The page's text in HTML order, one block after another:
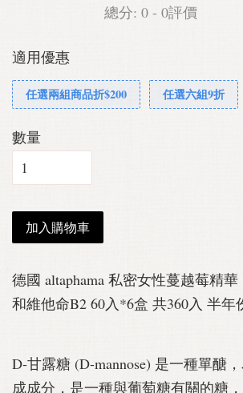
總分: 0 - 0評價
適用優惠
任選兩組商品折$200 任選六組9折
數量
加入購物車
德國 altaphama 私密女性蔓越莓精
和維他命B2 60入*6盒 共360入 半年
D-甘露糖 (D-mannose) 是一種單醣
成成分，是一種與葡萄糖有關的糖